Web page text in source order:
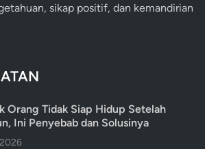
sikap positif, dan kemandirian
Orang Tidak Siap Hidup Setelah
Ini Penyebab dan Solusinya